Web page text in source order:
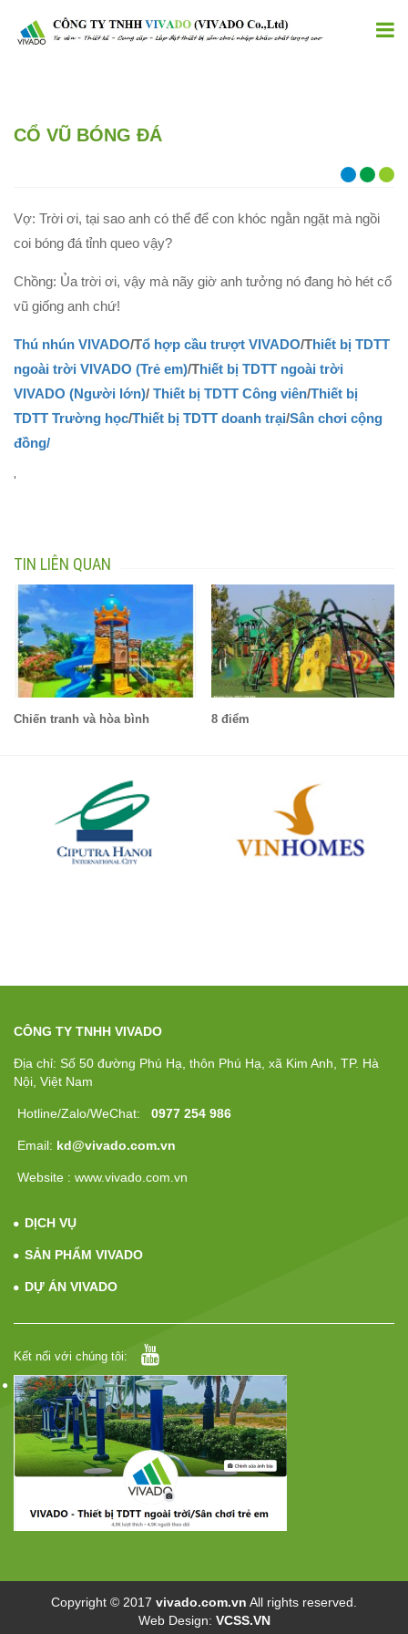
CỔ VŨ BÓNG ĐÁ
Vợ: Trời ơi, tại sao anh có thể để con khóc ngằn ngặt mà ngồi
coi bóng đá tỉnh queo vậy?
Chồng: Ủa trời ơi, vậy mà nãy giờ anh tưởng nó đang hò hét cổ
vũ giống anh chứ!
Thú nhún VIVADO/Tổ hợp cầu trượt VIVADO/Thiết bị TDTT
ngoài trời VIVADO (Trẻ em)/Thiết bị TDTT ngoài trời
VIVADO (Người lớn)/ Thiết bị TDTT Công viên/Thiết bị
TDTT Trường học/Thiết bị TDTT doanh trại/Sân chơi cộng
đồng/
'
TIN LIÊN QUAN
Chiến tranh và hòa bình 8 điểm
CÔNG TY TNHH VIVADO
Địa chỉ: Số 50 đường Phú Hạ, thôn Phú Hạ, xã Kim Anh, TP. Hà
Nội, Việt Nam
Hotline/Zalo/WeChat: 0977 254 986
Email: kd@vivado.com.vn
Website : www.vivado.com.vn
DỊCH VỤ
SẢN PHẨM VIVADO
DỰ ÁN VIVADO
Kết nối với chúng tôi:
Copyright © 2017 vivado.com.vn All rights reserved.
Web Design: VCSS.VN